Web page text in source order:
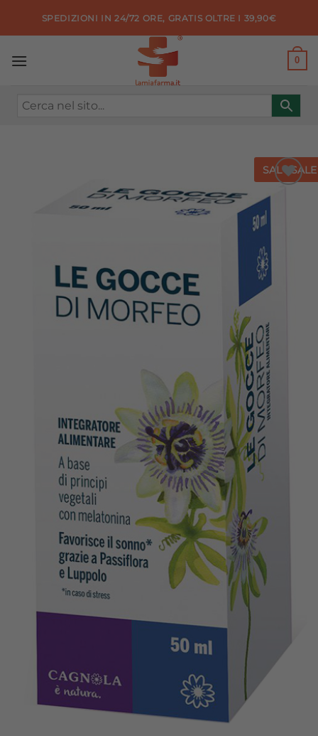
SPEDIZIONI IN 24/72 ORE, GRATIS OLTRE I 39,90€
0
SALE SALE
Aggiungi
alla lista